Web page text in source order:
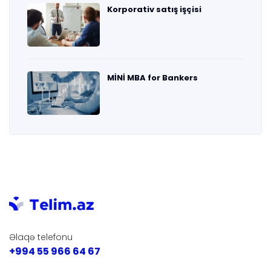
Korporativ satış işçisi
MİNİ MBA for Bankers
Əlaqə telefonu
+994 55 966 64 67